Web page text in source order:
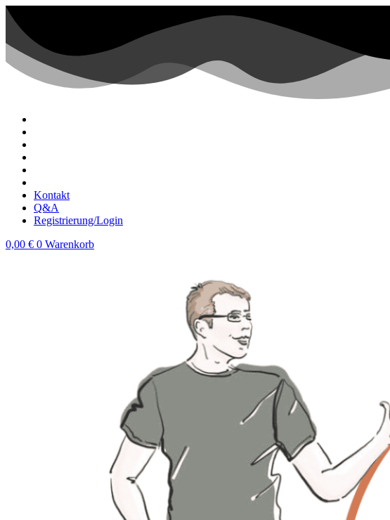
Zum
Inhalt
wechseln
Kontakt
Q&A
Registrierung/Login
0,00 € 0 Warenkorb